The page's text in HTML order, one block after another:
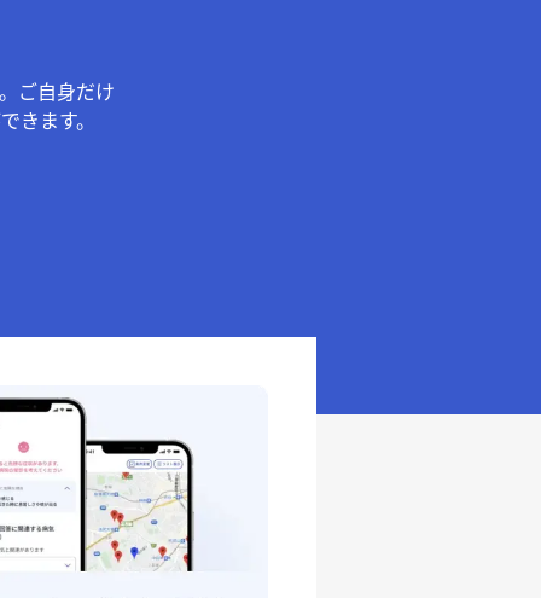
ご自身だけ
きます。